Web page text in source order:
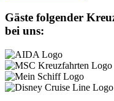
Gäste folgender
bei uns: